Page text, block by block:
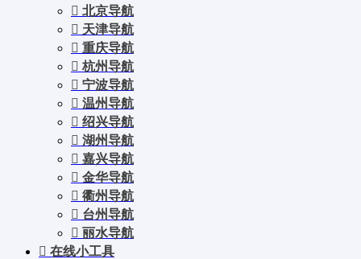
北京导航
天津导航
重庆导航
杭州导航
宁波导航
温州导航
绍兴导航
湖州导航
嘉兴导航
金华导航
衢州导航
台州导航
丽水导航
在线小工具